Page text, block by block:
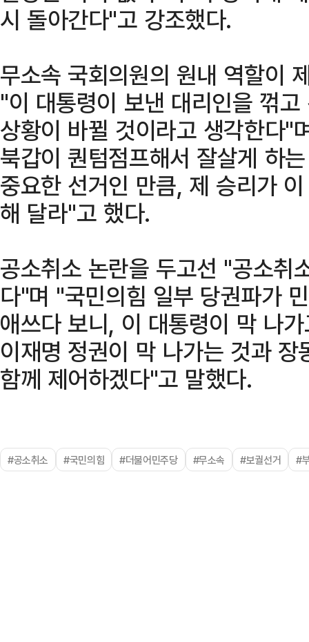
시 돌아간다"고 강조했다.
무소속 국회의원의 원내 역할이
"이 대통령이 보낸 대리인을 꺾
상황이 바뀔 것이라고 생각한다"
북갑이 퀀텀점프해서 잘살게 하
중요한 선거인 만큼, 제 승리가
해 달라"고 했다.
공소취소 논란을 두고선 "공소취
다"며 "국민의힘 일부 당권파가
애쓰다 보니, 이 대통령이 막 나
이재명 정권이 막 나가는 것과
함께 제어하겠다"고 말했다.
#공소취소 #국민의힘 #더불어민주당 #무소속 #보궐선거 #